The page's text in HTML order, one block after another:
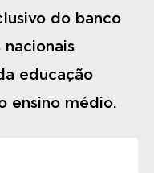
do banco
educação
ensino médio.